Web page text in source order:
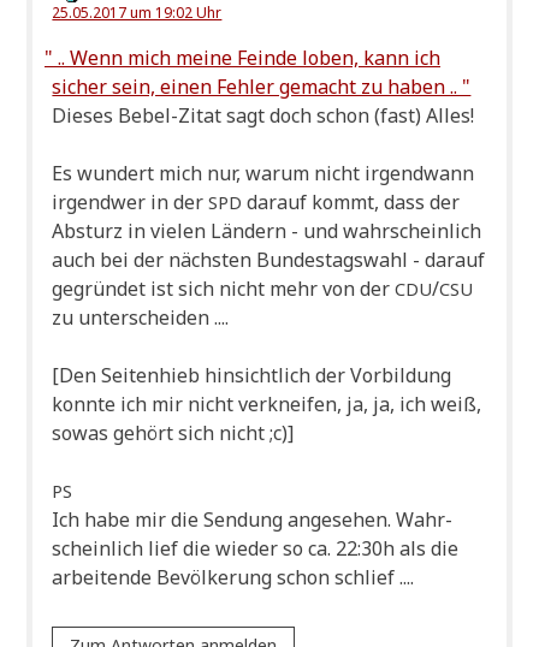
25.05.2017 um 19:02 Uhr
" .. Wenn mich mei­ne Fein­de loben, kann ich
sicher sein, einen Feh­ler gemacht zu haben .. "
Die­ses Bebel-Zitat sagt doch schon (fast) Alles!
Es wun­dert mich nur, war­um nicht irgend­wann
irgend­wer in derSPD dar­auf kommt, dass der
Absturz in vie­len Län­dern - und wahr­schein­lich
auch bei der näch­sten Bun­des­tags­wahl - dar­auf
gegrün­det ist sich nicht mehr von derCDU/CSU
zu unterscheiden ....
[Den Sei­ten­hieb hin­sicht­lich der Vor­bil­dung
konn­te ich mir nicht ver­knei­fen, ja, ja, ich weiß,
sowas gehört sich nicht ;c)]
PS
Ich habe mir die Sen­dung ange­se­hen. Wahr­
schein­lich lief die wie­der so ca. 22:30h als die
arbei­ten­de Bevöl­ke­rung schon schlief ....